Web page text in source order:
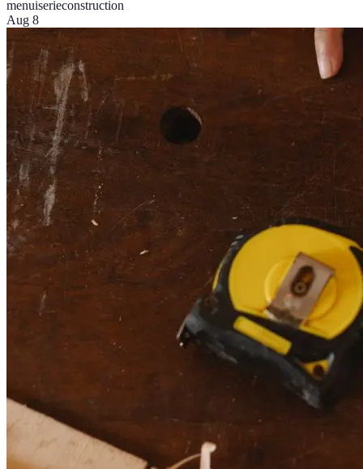
menuiserieconstruction
Aug 8